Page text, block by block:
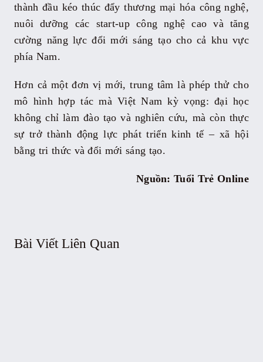
thành đầu kéo thúc đẩy thương mại hóa công nghệ,
nuôi dưỡng các start-up công nghệ cao và tăng
cường năng lực đổi mới sáng tạo cho cả khu vực
phía Nam.
Hơn cả một đơn vị mới, trung tâm là phép thử cho
mô hình hợp tác mà Việt Nam kỳ vọng: đại học
không chỉ làm đào tạo và nghiên cứu, mà còn thực
sự trở thành động lực phát triển kinh tế – xã hội
bằng tri thức và đổi mới sáng tạo.
Nguồn: Tuổi Trẻ Online
Bài Viết Liên Quan